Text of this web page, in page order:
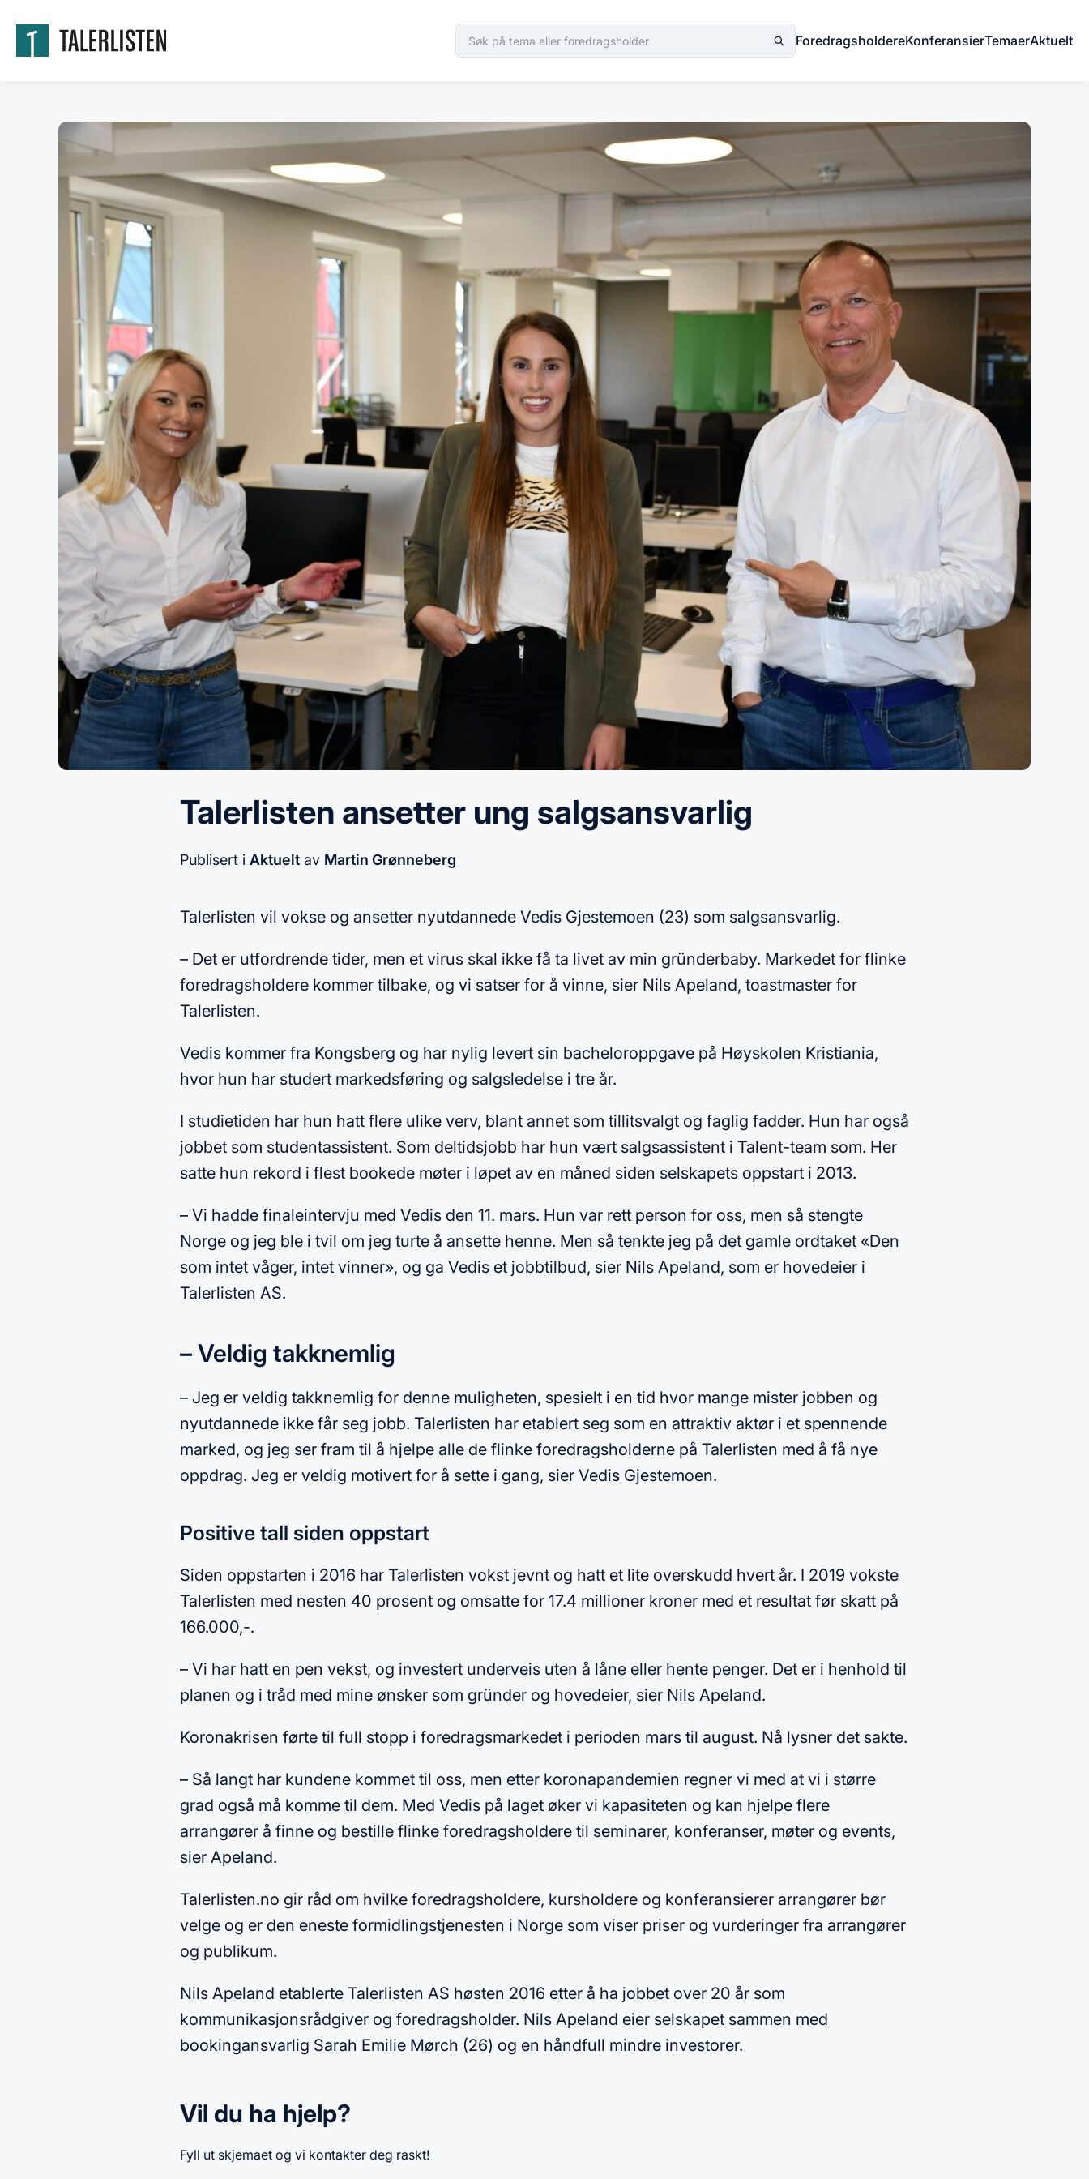
ForedragsholdereKonferansierTemaerAktuelt
Talerlisten ansetter ung salgsansvarlig
Publisert i Aktuelt av Martin Grønneberg
Talerlisten vil vokse og ansetter nyutdannede Vedis Gjestemoen (23) som salgsansvarlig.
– Det er utfordrende tider, men et virus skal ikke få ta livet av min gründerbaby. Markedet for flinke
foredragsholdere kommer tilbake, og vi satser for å vinne, sier Nils Apeland, toastmaster for
Talerlisten.
Vedis kommer fra Kongsberg og har nylig levert sin bacheloroppgave på Høyskolen Kristiania,
hvor hun har studert markedsføring og salgsledelse i tre år.
I studietiden har hun hatt flere ulike verv, blant annet som tillitsvalgt og faglig fadder. Hun har også
jobbet som studentassistent. Som deltidsjobb har hun vært salgsassistent i Talent-team som. Her
satte hun rekord i flest bookede møter i løpet av en måned siden selskapets oppstart i 2013.
– Vi hadde finaleintervju med Vedis den 11. mars. Hun var rett person for oss, men så stengte
Norge og jeg ble i tvil om jeg turte å ansette henne. Men så tenkte jeg på det gamle ordtaket «Den
som intet våger, intet vinner», og ga Vedis et jobbtilbud, sier Nils Apeland, som er hovedeier i
Talerlisten AS.
– Veldig takknemlig
– Jeg er veldig takknemlig for denne muligheten, spesielt i en tid hvor mange mister jobben og
nyutdannede ikke får seg jobb. Talerlisten har etablert seg som en attraktiv aktør i et spennende
marked, og jeg ser fram til å hjelpe alle de flinke foredragsholderne på Talerlisten med å få nye
oppdrag. Jeg er veldig motivert for å sette i gang, sier Vedis Gjestemoen.
Positive tall siden oppstart
Siden oppstarten i 2016 har Talerlisten vokst jevnt og hatt et lite overskudd hvert år. I 2019 vokste
Talerlisten med nesten 40 prosent og omsatte for 17.4 millioner kroner med et resultat før skatt på
166.000,-.
– Vi har hatt en pen vekst, og investert underveis uten å låne eller hente penger. Det er i henhold til
planen og i tråd med mine ønsker som gründer og hovedeier, sier Nils Apeland.
Koronakrisen førte til full stopp i foredragsmarkedet i perioden mars til august. Nå lysner det sakte.
– Så langt har kundene kommet til oss, men etter koronapandemien regner vi med at vi i større
grad også må komme til dem. Med Vedis på laget øker vi kapasiteten og kan hjelpe flere
arrangører å finne og bestille flinke foredragsholdere til seminarer, konferanser, møter og events,
sier Apeland.
Talerlisten.no gir råd om hvilke foredragsholdere, kursholdere og konferansierer arrangører bør
velge og er den eneste formidlingstjenesten i Norge som viser priser og vurderinger fra arrangører
og publikum.
Nils Apeland etablerte Talerlisten AS høsten 2016 etter å ha jobbet over 20 år som
kommunikasjonsrådgiver og foredragsholder. Nils Apeland eier selskapet sammen med
bookingansvarlig Sarah Emilie Mørch (26) og en håndfull mindre investorer.
Vil du ha hjelp?
Fyll ut skjemaet og vi kontakter deg raskt!